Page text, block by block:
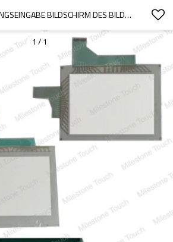
MIT BERÜHRUNGSEINGABE BILDSCHIRM DES BILDSCHIRM-A8GT-RS4/A8GT-RS4
1 / 1